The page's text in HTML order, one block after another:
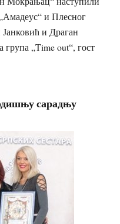
и Плесног
и Драган
„Time out“, гост
сарадњу